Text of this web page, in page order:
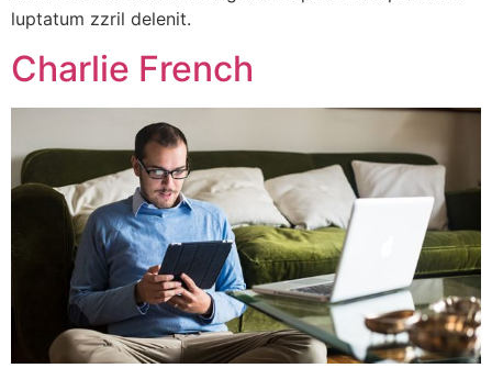
luptatum zzril delenit.
Charlie French